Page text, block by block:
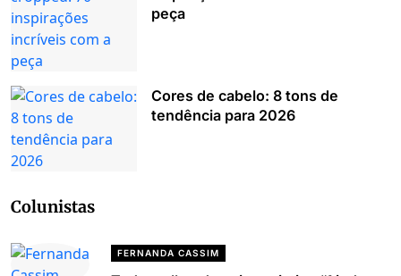
peça
Cores de cabelo: 8 tons de
tendência para 2026
Colunistas
FERNANDA CASSIM